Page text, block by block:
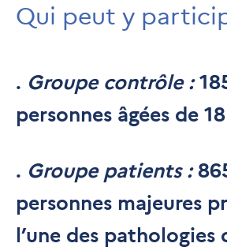
Qui peut y
. Groupe contrôle :
personnes âgées de
. Groupe patients :
personnes majeures
l’une des pathologies